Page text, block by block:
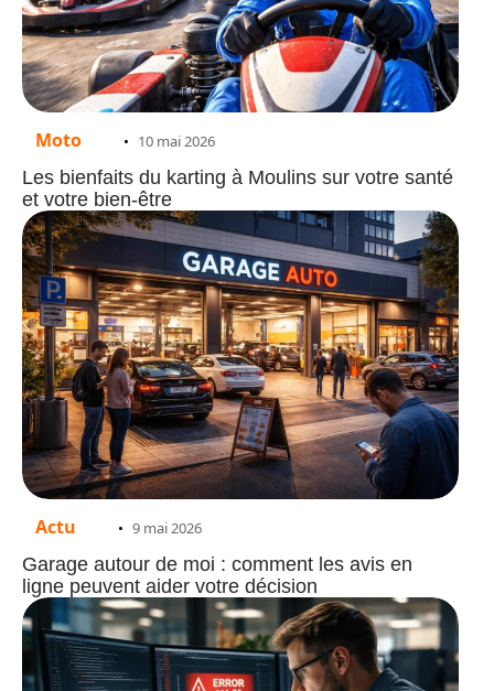
Moto 10 mai 2026
Les bienfaits du karting à Moulins sur votre santé
et votre bien-être
Actu 9 mai 2026
Garage autour de moi : comment les avis en
ligne peuvent aider votre décision